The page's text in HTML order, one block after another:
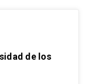
de los